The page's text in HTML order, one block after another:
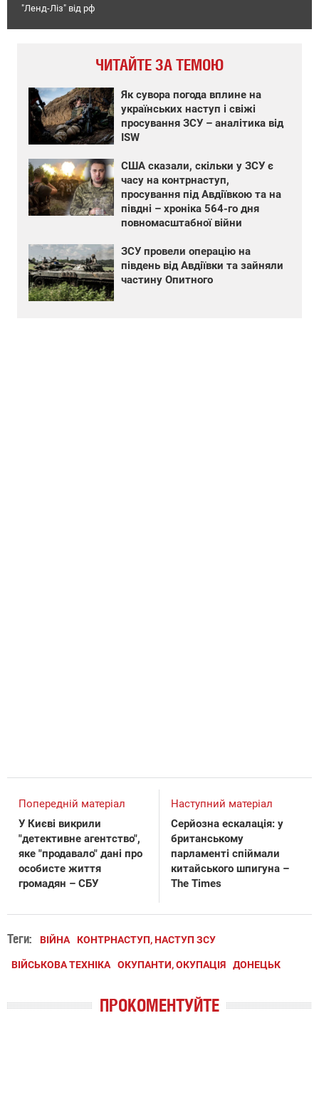
"Ленд-Ліз" від рф
ЧИТАЙТЕ ЗА ТЕМОЮ
Як сувора погода вплине на
українських наступ і свіжі
просування ЗСУ – аналітика від
ISW
США сказали, скільки у ЗСУ є
часу на контрнаступ,
просування під Авдіївкою та на
півдні – хроніка 564-го дня
повномасштабної війни
ЗСУ провели операцію на
південь від Авдіївки та зайняли
частину Опитного
Попередній матеріал
У Києві викрили
"детективне агентство",
яке "продавало" дані про
особисте життя
громадян – СБУ
Наступний матеріал
Серйозна ескалація: у
британському
парламенті спіймали
китайського шпигуна –
The Times
Теги: ВІЙНА КОНТРНАСТУП, НАСТУП ЗСУ
ВІЙСЬКОВА ТЕХНІКА ОКУПАНТИ, ОКУПАЦІЯ ДОНЕЦЬК
ПРОКОМЕНТУЙТЕ